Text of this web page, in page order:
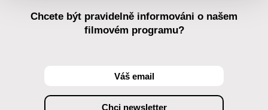
Chcete být pravidelně informováni o našem
filmovém programu?